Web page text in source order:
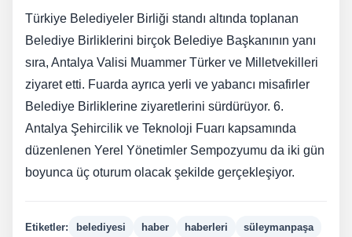
Türkiye Belediyeler Birliği standı altında toplanan
Belediye Birliklerini birçok Belediye Başkanının yanı
sıra, Antalya Valisi Muammer Türker ve Milletvekilleri
ziyaret etti. Fuarda ayrıca yerli ve yabancı misafirler
Belediye Birliklerine ziyaretlerini sürdürüyor. 6.
Antalya Şehircilik ve Teknoloji Fuarı kapsamında
düzenlenen Yerel Yönetimler Sempozyumu da iki gün
boyunca üç oturum olacak şekilde gerçekleşiyor.
Etiketler: belediyesi haber haberleri
süleymanpaşa